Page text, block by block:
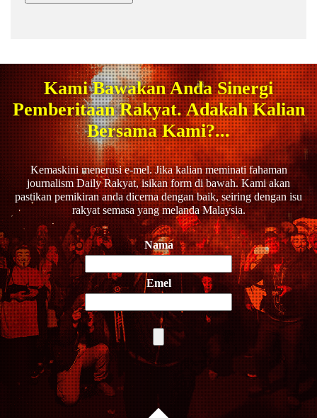
Kami Bawakan Anda Sinergi
Pemberitaan Rakyat. Adakah Kalian
Bersama Kami?...
Kemaskini menerusi e-mel. Jika kalian meminati fahaman
journalism Daily Rakyat, isikan form di bawah. Kami akan
pastikan pemikiran anda dicerna dengan baik, seiring dengan isu
rakyat semasa yang melanda Malaysia.
Nama
Emel